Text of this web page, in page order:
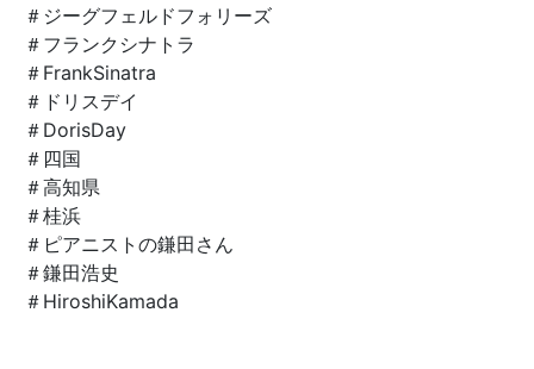
＃ジーグフェルドフォリーズ
＃フランクシナトラ
＃FrankSinatra
＃ドリスデイ
＃DorisDay
＃四国
＃高知県
＃桂浜
＃ピアニストの鎌田さん
＃鎌田浩史
＃ HiroshiKamada